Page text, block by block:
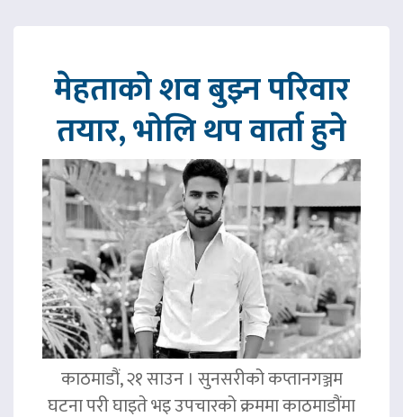
मेहताको शव बुझ्न परिवार
तयार, भोलि थप वार्ता हुने
काठमाडौं, २१ साउन । सुनसरीको कप्तानगञ्जम
घटना परी घाइते भइ उपचारको क्रममा काठमाडौंमा